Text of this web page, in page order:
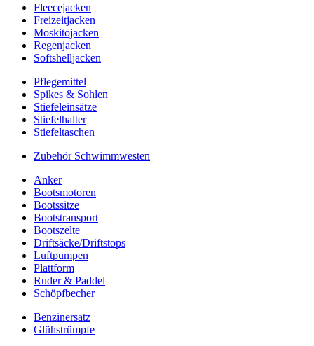
Fleecejacken
Freizeitjacken
Moskitojacken
Regenjacken
Softshelljacken
Pflegemittel
Spikes & Sohlen
Stiefeleinsätze
Stiefelhalter
Stiefeltaschen
Zubehör Schwimmwesten
Anker
Bootsmotoren
Bootssitze
Bootstransport
Bootszelte
Driftsäcke/Driftstops
Luftpumpen
Plattform
Ruder & Paddel
Schöpfbecher
Benzinersatz
Glühstrümpfe